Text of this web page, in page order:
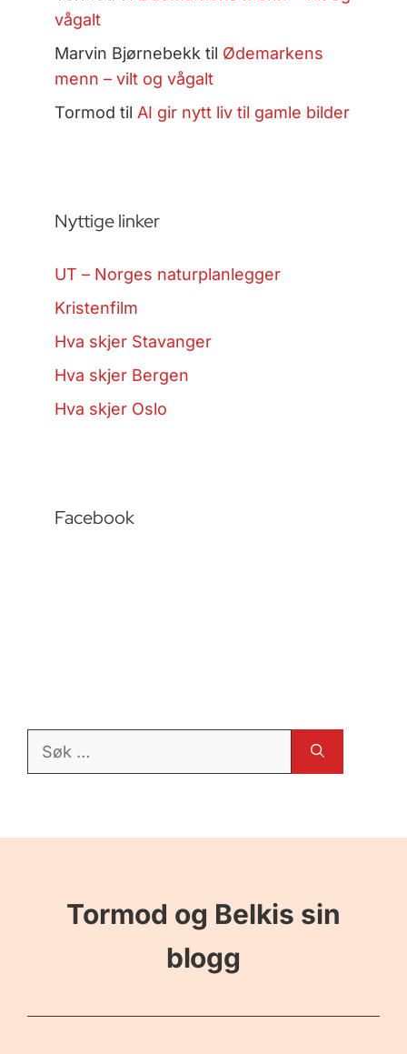
vågalt
Marvin Bjørnebekk til Ødemarkens
menn – vilt og vågalt
Tormod til AI gir nytt liv til gamle bilder
Nyttige linker
UT – Norges naturplanlegger
Kristenfilm
Hva skjer Stavanger
Hva skjer Bergen
Hva skjer Oslo
Facebook
Søk
Tormod og Belkis sin
blogg